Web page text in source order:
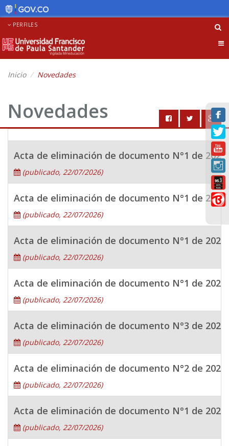
PERFILES
Inicio Novedades
Novedades
Acta de eliminación de documento N°1 de
(publicado, 22/07/2026)
Acta de eliminación de documento N°1 de
(publicado, 22/07/2026)
Acta de eliminación de documento N°1 de
(publicado, 22/07/2026)
Acta de eliminación de documento N°1 de
(publicado, 22/07/2026)
Acta de eliminación de documento N°3 de
(publicado, 22/07/2026)
Acta de eliminación de documento N°2 de
(publicado, 22/07/2026)
Acta de eliminación de documento N°1 de
(publicado, 22/07/2026)